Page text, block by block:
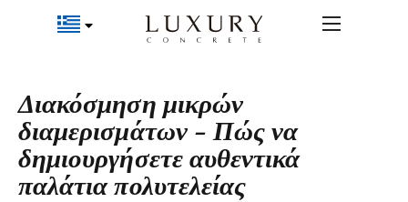
Διακόσμηση μικρών
διαμερισμάτων - Πώς να
δημιουργήσετε αυθεντικά
παλάτια πολυτελείας